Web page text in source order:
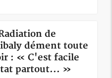
de
dément toute
: « C'est facile
partout... »